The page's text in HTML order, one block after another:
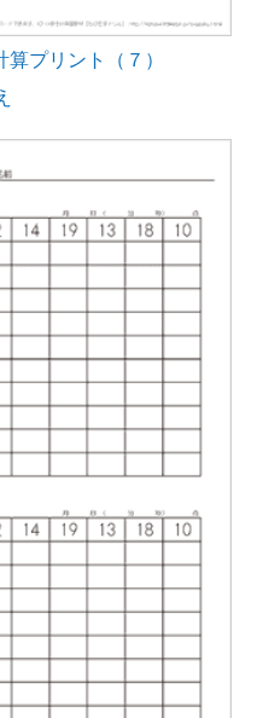
プリント（７）